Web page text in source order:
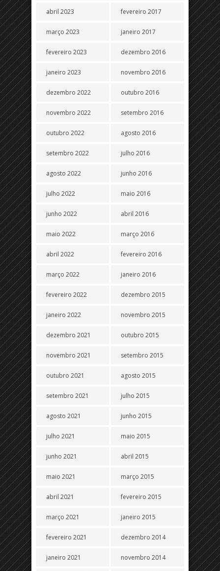
abril 2023
março 2023
fevereiro 2023
janeiro 2023
dezembro 2022
novembro 2022
outubro 2022
setembro 2022
agosto 2022
julho 2022
junho 2022
maio 2022
abril 2022
março 2022
fevereiro 2022
janeiro 2022
dezembro 2021
novembro 2021
outubro 2021
setembro 2021
agosto 2021
julho 2021
junho 2021
maio 2021
abril 2021
março 2021
fevereiro 2021
janeiro 2021
fevereiro 2017
janeiro 2017
dezembro 2016
novembro 2016
outubro 2016
setembro 2016
agosto 2016
julho 2016
junho 2016
maio 2016
abril 2016
março 2016
fevereiro 2016
janeiro 2016
dezembro 2015
novembro 2015
outubro 2015
setembro 2015
agosto 2015
julho 2015
junho 2015
maio 2015
abril 2015
março 2015
fevereiro 2015
janeiro 2015
dezembro 2014
novembro 2014